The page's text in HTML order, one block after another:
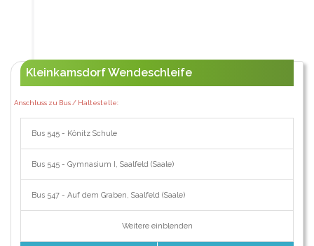
Kleinkamsdorf Wendeschleife
Anschluss zu Bus / Haltestelle:
Bus 545 - Könitz Schule
Bus 545 - Gymnasium I, Saalfeld (Saale)
Bus 547 - Auf dem Graben, Saalfeld (Saale)
Weitere einblenden